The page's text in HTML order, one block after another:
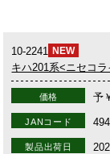
10-2241 NEW
キハ201系<ニセコ
価格 予
JANコード
製品出荷日